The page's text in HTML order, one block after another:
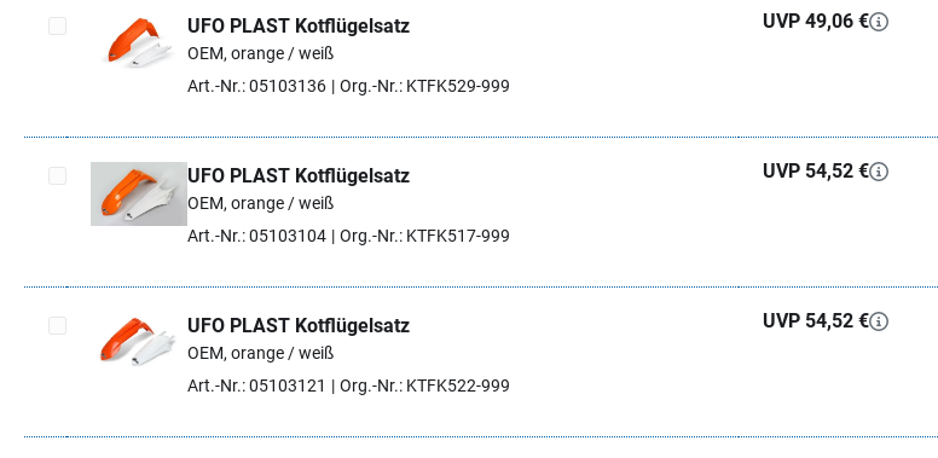
Artikel auswählen
UFO PLAST Kotflügelsatz
OEM, orange / weiß
Art.-Nr.: 05103136
Org.-Nr.: KTFK529-999
UVP 49,06 €
Artikel auswählen
UFO PLAST Kotflügelsatz
OEM, orange / weiß
Art.-Nr.: 05103104
Org.-Nr.: KTFK517-999
UVP 54,52 €
Artikel auswählen
UFO PLAST Kotflügelsatz
OEM, orange / weiß
Art.-Nr.: 05103121
Org.-Nr.: KTFK522-999
UVP 54,52 €